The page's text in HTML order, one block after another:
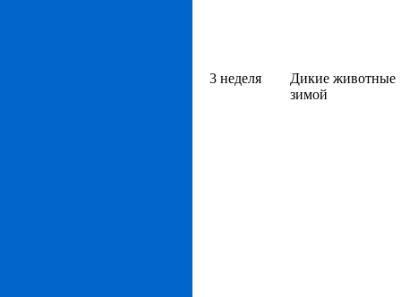
3 неделя
Дикие животные
зимой